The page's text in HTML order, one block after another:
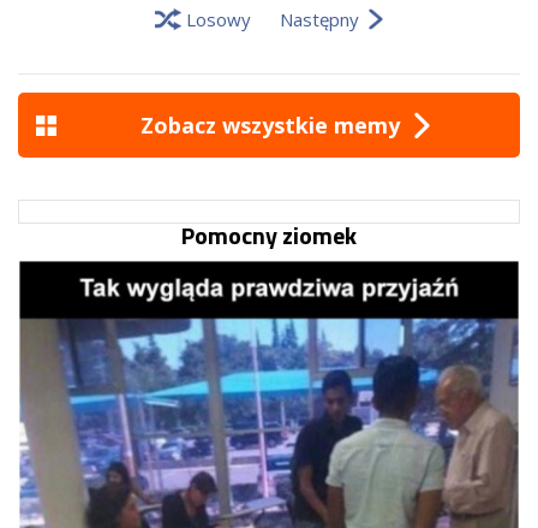
Losowy Następny
Zobacz wszystkie memy
Pomocny ziomek